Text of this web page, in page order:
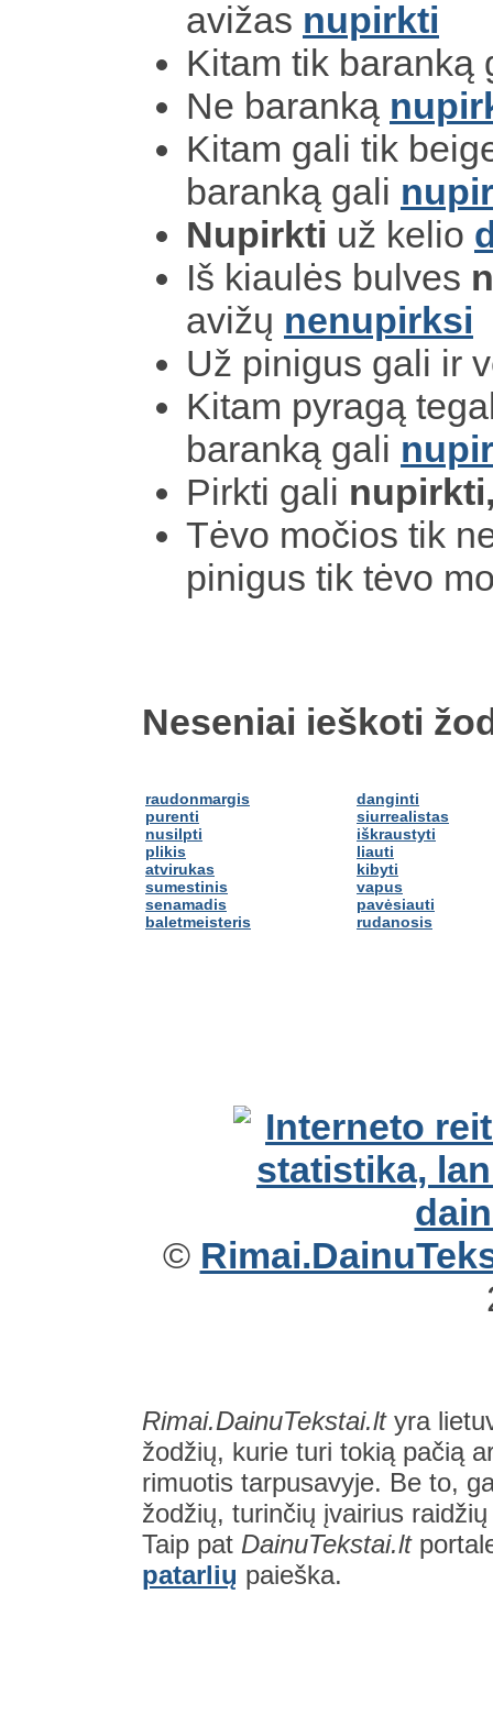
avižas nupirkti
Kitam tik baranką
Ne baranką
Kitam gali tik
baranką gali
Nupirkti už kelio
Iš kiaulės bulves
avižų nenupirksi
Už pinigus gali ir
Kitam pyragą
baranką gali
Pirkti gali
Tėvo močios tik
pinigus tik tėvo
Neseniai ieškoti
raudonmargis
purenti
nusilpti
plikis
atvirukas
sumestinis
senamadis
baletmeisteris
danginti
siurrealistas
iškraustyti
liauti
kibyti
vapus
pavėsiauti
rudanosis
©
Rimai.DainuTekstai.ltyra
žodžių, kurie turi tokią pačią
rimuotis tarpusavyje. Be to,
žodžių, turinčių įvairius
Taip pat DainuTekstai.lt
patarlių paieška.